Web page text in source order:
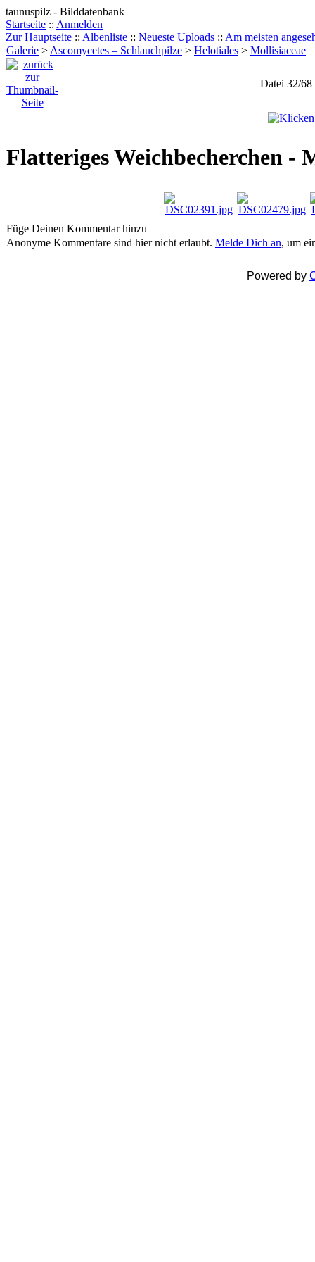
taunuspilz - Bilddatenbank
Startseite :: Anmelden
Zur Hauptseite :: Albenliste :: Neueste Uploads :: Am meisten
Galerie > Ascomycetes – Schlauchpilze > Helotiales > Mollisiaceae
Datei 32/68
Flatteriges Weichbecherchen -
Füge Deinen Kommentar hinzu
Anonyme Kommentare sind hier nicht erlaubt. Melde Dich an, um
Powered by